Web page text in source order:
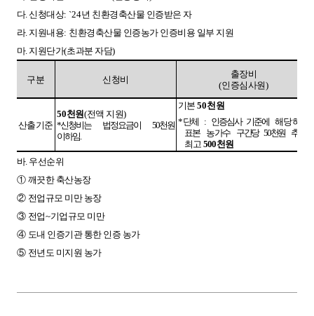
다. 신청대상: `24년 친환경축산물 인증받은 자
라. 지원내용: 친환경축산물 인증농가 인증비용 일부 지원
마. 지원단가(초과분 자담)
구분 신청비
출장비
(인증심사원)
산출기준
50천원 (전액 지원)
*신청비는 법정요금이50천원
이하임.
기본50천원
*단체 : 인증심사 기준에 해당하는
표본 농가수
구간당50천원 추가
최고 500천원
바. 우선순위
① 깨끗한 축산농장
② 전업규모 미만 농장
③ 전업~기업규모 미만
④ 도내 인증기관 통한 인증 농가
⑤ 전년도 미지원 농가